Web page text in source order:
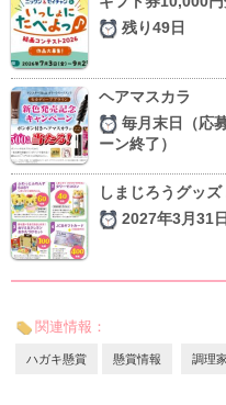
残り49日
ヘアマスカラ
毎月末日（応
ーン終了）
しまじろうグッ
2027年3月31
関連情報：
ハガキ懸賞 懸賞情報 調理